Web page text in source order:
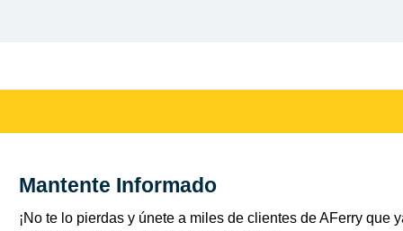
Mantente Informado
¡No te lo pierdas y únete a miles de clientes de AFerry que